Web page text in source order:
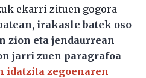
ekarri zituen gogora
irakasle batek oso
zion eta jendaurrean
jarri zuen paragrafoa
zegoenaren